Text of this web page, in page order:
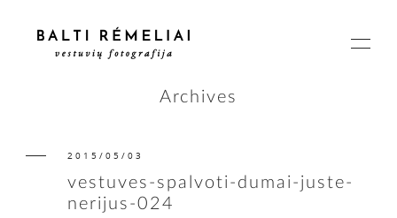
PAGRINDINIS
Archives
2015/05/03
vestuves-spalvoti-dumai-juste-
nerijus-024